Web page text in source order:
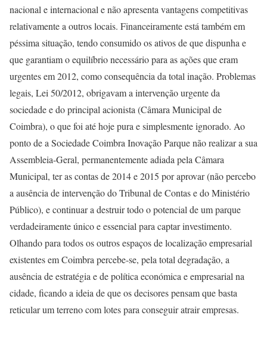
nacional e internacional e não apresenta vantagens competitivas
relativamente a outros locais. Financeiramente está também em
péssima situação, tendo consumido os ativos de que dispunha e
que garantiam o equilíbrio necessário para as ações que eram
urgentes em 2012, como consequência da total inação. Problemas
legais, Lei 50/2012, obrigavam a intervenção urgente da
sociedade e do principal acionista (Câmara Municipal de
Coimbra), o que foi até hoje pura e simplesmente ignorado. Ao
ponto de a Sociedade Coimbra Inovação Parque não realizar a sua
Assembleia-Geral, permanentemente adiada pela Câmara
Municipal, ter as contas de 2014 e 2015 por aprovar (não percebo
a ausência de intervenção do Tribunal de Contas e do Ministério
Público), e continuar a destruir todo o potencial de um parque
verdadeiramente único e essencial para captar investimento.
Olhando para todos os outros espaços de localização empresarial
existentes em Coimbra percebe-se, pela total degradação, a
ausência de estratégia e de política económica e empresarial na
cidade, ficando a ideia de que os decisores pensam que basta
reticular um terreno com lotes para conseguir atrair empresas.